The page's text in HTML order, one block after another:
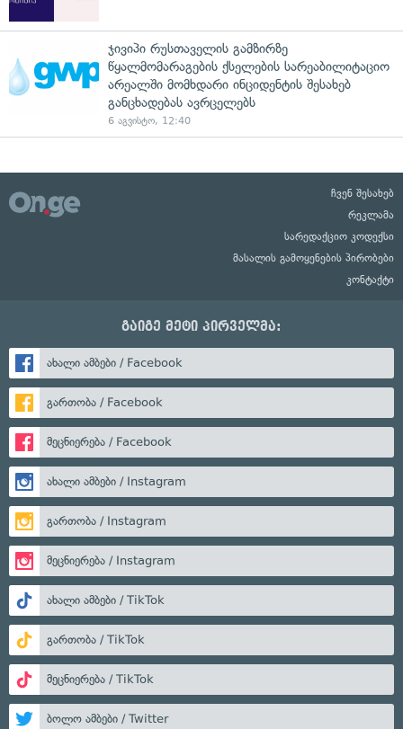
ჯივიპი რუსთაველის გამზირზე
წყალმომარაგების ქსელების სარეაბილიტაციო
არეალში მომხდარი ინციდენტის შესახებ
განცხადებას ავრცელებს
6 აგვისტო, 12:40
ჩვენ შესახებ
რეკლამა
სარედაქციო კოდექსი
მასალის გამოყენების პირობები
კონტაქტი
გაიგე მეტი პირველმა:
ახალი ამბები / Facebook
გართობა / Facebook
მეცნიერება / Facebook
ახალი ამბები / Instagram
გართობა / Instagram
მეცნიერება / Instagram
ახალი ამბები / TikTok
გართობა / TikTok
მეცნიერება / TikTok
ბოლო ამბები / Twitter